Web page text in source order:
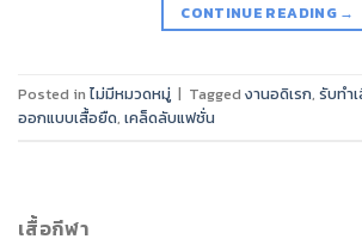
CONTINUE READING →
Posted in ไม่มีหมวดหมู่ | Tagged งานอดิเรก, รับทำ
ออกแบบเสื้อยืด, เคล็ดลับแฟชั่น
เสื้อกีฬา